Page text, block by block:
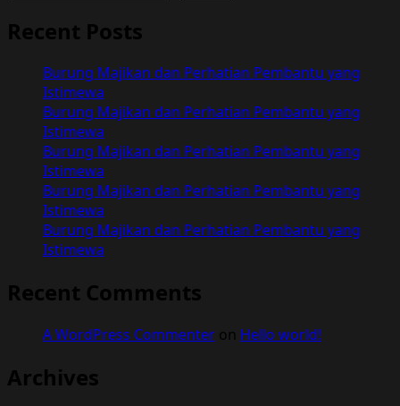
Recent Posts
Burung Majikan dan Perhatian Pembantu yang
Istimewa
Burung Majikan dan Perhatian Pembantu yang
Istimewa
Burung Majikan dan Perhatian Pembantu yang
Istimewa
Burung Majikan dan Perhatian Pembantu yang
Istimewa
Burung Majikan dan Perhatian Pembantu yang
Istimewa
Recent Comments
A WordPress Commenter on Hello world!
Archives